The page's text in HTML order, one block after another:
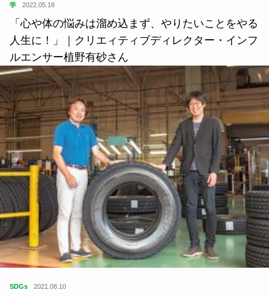
学 2022.05.18
「心や体の悩みは溜め込まず、やりたいことをやる
人生に！」｜クリエィティブディレクター・インフ
ルエンサー植野有砂さん
SDGs 2021.08.10